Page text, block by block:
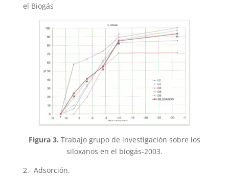
el Biogás
Figura 3. Trabajo grupo de investigación sobre los
siloxanos en el biogás-2003.
2.- Adsorción.